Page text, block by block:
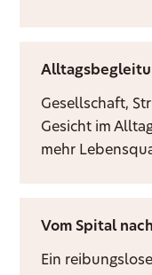
Gesellschaft,
Gesicht im
mehr
Vom Spital
Ein